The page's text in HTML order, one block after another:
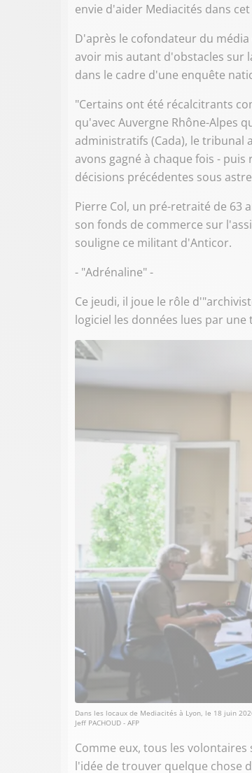
envie d'aider Mediacités dans
D'après le cofondateur du
avoir mis autant d'obstacles sur
dans le cadre d'une enquête
"Certains ont été récalcitrants
qu'avec Auvergne Rhône-Alpes
administratifs (Cada), le tribunal
avons gagné à chaque fois -
décisions précédentes sous
Pierre Col, un pré-retraité de 63
son fonds de commerce sur
souligne ce militant d'Anticor.
- "Adrénaline" -
Ce jeudi, il joue le rôle
logiciel les données lues par
Dans les locaux de Mediacités à Lyon, le 18 juin
Jeff PACHOUD - AFP
Comme eux, tous les
l'idée de trouver quelque chose